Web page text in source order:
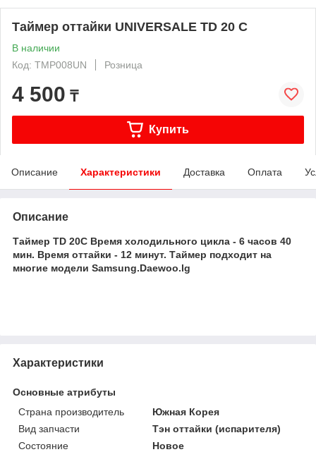
Таймер оттайки UNIVERSALE TD 20 C
В наличии
Код: TMP008UN
Розница
4 500 ₸
Купить
Описание Характеристики Доставка Оплата
Описание
Таймер TD 20C Время холодильного цикла - 6 часов 40
мин. Время оттайки - 12 минут. Таймер подходит на
многие модели Samsung.Daewoo.lg
Характеристики
Основные атрибуты
Страна производитель
Южная Корея
Вид запчасти
Тэн оттайки (испарителя)
Состояние
Новое